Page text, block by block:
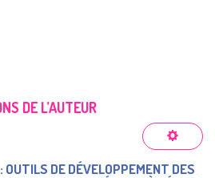
DE L’AUTEUR
OUTILS DE DÉVELOPPEMENT DES